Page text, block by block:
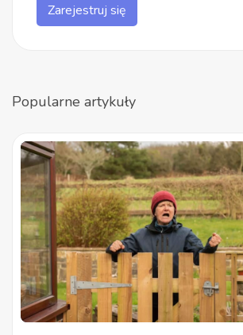
Zarejestruj się
Popularne artykuły